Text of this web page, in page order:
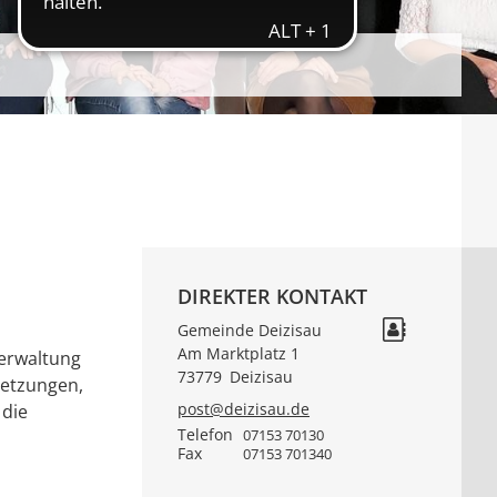
DIREKTER KONTAKT
Gemeinde Deizisau
Am Marktplatz 1
73779 Deizisau
post@deizisau.de
Telefon 07153 70130
Fax 07153 701340